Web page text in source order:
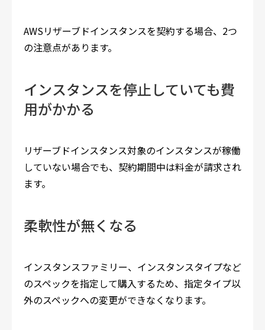
AWSリザーブドインスタンスを契約する場合、2つ
の注意点があります。
インスタンスを停止していても費
用がかかる
リザーブドインスタンス対象のインスタンスが稼働
していない場合でも、契約期間中は料金が請求され
ます。
柔軟性が無くなる
インスタンスファミリー、インスタンスタイプなど
のスペックを指定して購入するため、指定タイプ以
外のスペックへの変更ができなくなります。